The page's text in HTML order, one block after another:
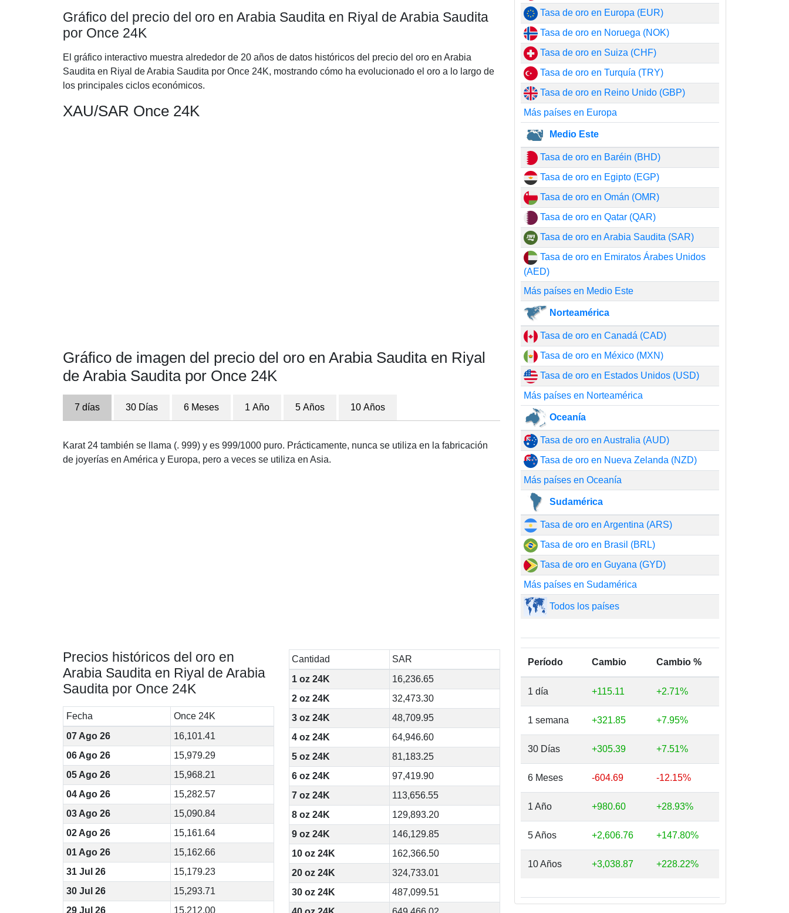
Gráfico del precio del oro en Arabia Saudita en Riyal de Arabia Saudita
por Once 24K
El gráfico interactivo muestra alrededor de 20 años de datos históricos del precio del oro en Arabia
Saudita en Riyal de Arabia Saudita por Once 24K, mostrando cómo ha evolucionado el oro a lo largo de
los principales ciclos económicos.
XAU/SAR Once 24K
Gráfico de imagen del precio del oro en Arabia Saudita en Riyal
de Arabia Saudita por Once 24K
7 días 30 Días 6 Meses 1 Año 5 Años 10 Años
Karat 24 también se llama (. 999) y es 999/1000 puro. Prácticamente, nunca se utiliza en la fabricación
de joyerías en América y Europa, pero a veces se utiliza en Asia.
Precios históricos del oro en
Arabia Saudita en Riyal de Arabia
Saudita por Once 24K
Fecha
Once 24K
07 Ago 26
16,101.41
06 Ago 26
15,979.29
05 Ago 26
15,968.21
04 Ago 26
15,282.57
03 Ago 26
15,090.84
02 Ago 26
15,161.64
01 Ago 26
15,162.66
31 Jul 26
15,179.23
30 Jul 26
15,293.71
29 Jul 26
15,212.00
Cantidad
SAR
1 oz 24K
16,236.65
2 oz 24K
32,473.30
3 oz 24K
48,709.95
4 oz 24K
64,946.60
5 oz 24K
81,183.25
6 oz 24K
97,419.90
7 oz 24K
113,656.55
8 oz 24K
129,893.20
9 oz 24K
146,129.85
10 oz 24K
162,366.50
20 oz 24K
324,733.01
30 oz 24K
487,099.51
Tasa de oro en Europa (EUR)
Tasa de oro en Noruega (NOK)
Tasa de oro en Suiza (CHF)
Tasa de oro en Turquía (TRY)
Tasa de oro en Reino Unido (GBP)
Más países en Europa
Medio Este
Tasa de oro en Baréin (BHD)
Tasa de oro en Egipto (EGP)
Tasa de oro en Omán (OMR)
Tasa de oro en Qatar (QAR)
Tasa de oro en Arabia Saudita (SAR)
Tasa de oro en Emiratos Árabes Unidos
(AED)
Más países en Medio Este
Norteamérica
Tasa de oro en Canadá (CAD)
Tasa de oro en México (MXN)
Tasa de oro en Estados Unidos (USD)
Más países en Norteamérica
Oceanía
Tasa de oro en Australia (AUD)
Tasa de oro en Nueva Zelanda (NZD)
Más países en Oceanía
Sudamérica
Tasa de oro en Argentina (ARS)
Tasa de oro en Brasil (BRL)
Tasa de oro en Guyana (GYD)
Más países en Sudamérica
Todos los países
Período Cambio Cambio %
1 día +115.11 +2.71%
1 semana +321.85 +7.95%
30 Días +305.39 +7.51%
6 Meses -604.69 -12.15%
1 Año +980.60 +28.93%
5 Años +2,606.76 +147.80%
10 Años +3,038.87 +228.22%